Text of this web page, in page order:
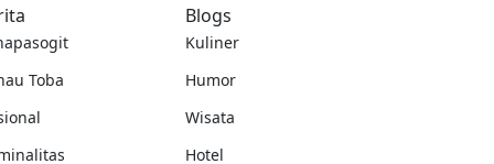
Toba
Blogs
Kuliner
Humor
Wisata
Hotel